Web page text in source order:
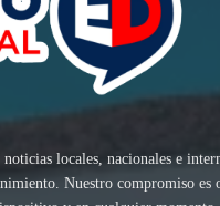
locales, nacionales e
Nuestro compromiso